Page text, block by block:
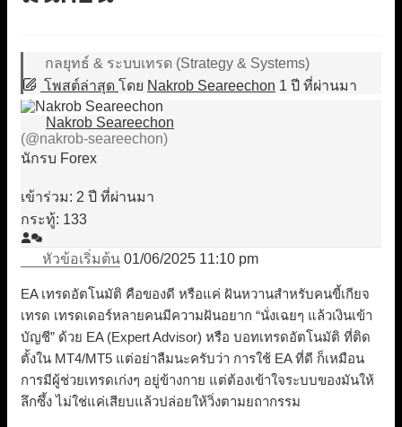
กลยุทธ์ & ระบบเทรด (Strategy & Systems)
โพสต์ล่าสุด โดย Nakrob Seareechon 1 ปี ที่ผ่านมา
Nakrob Seareechon
(@nakrob-seareechon)
นักรบ Forex
เข้าร่วม: 2 ปี ที่ผ่านมา
กระทู้: 133
หัวข้อเริ่มต้น 01/06/2025 11:10 pm
EA เทรดอัตโนมัติ คือของดี หรือแค่ ฝันหวานสำหรับคนขี้เกียจ
เทรด เทรดเดอร์หลายคนมีความฝันอยาก “นั่งเฉยๆ แล้วเงินเข้า
บัญชี” ด้วย EA (Expert Advisor) หรือ บอทเทรดอัตโนมัติ ที่ติด
ตั้งใน MT4/MT5 แต่อย่าลืมนะครับว่า การใช้ EA ที่ดี ก็เหมือน
การมีผู้ช่วยเทรดเก่งๆ อยู่ข้างกาย แต่ต้องเข้าใจระบบของมันให้
ลึกซึ้ง ไม่ใช่แค่เสียบแล้วปล่อยให้วิ่งตามยถากรรม